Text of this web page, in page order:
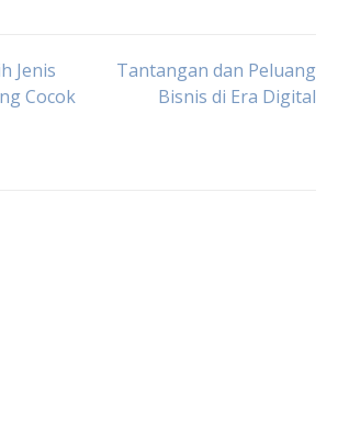
Jenis
Cocok
Tantangan dan Peluang
Bisnis di Era Digital